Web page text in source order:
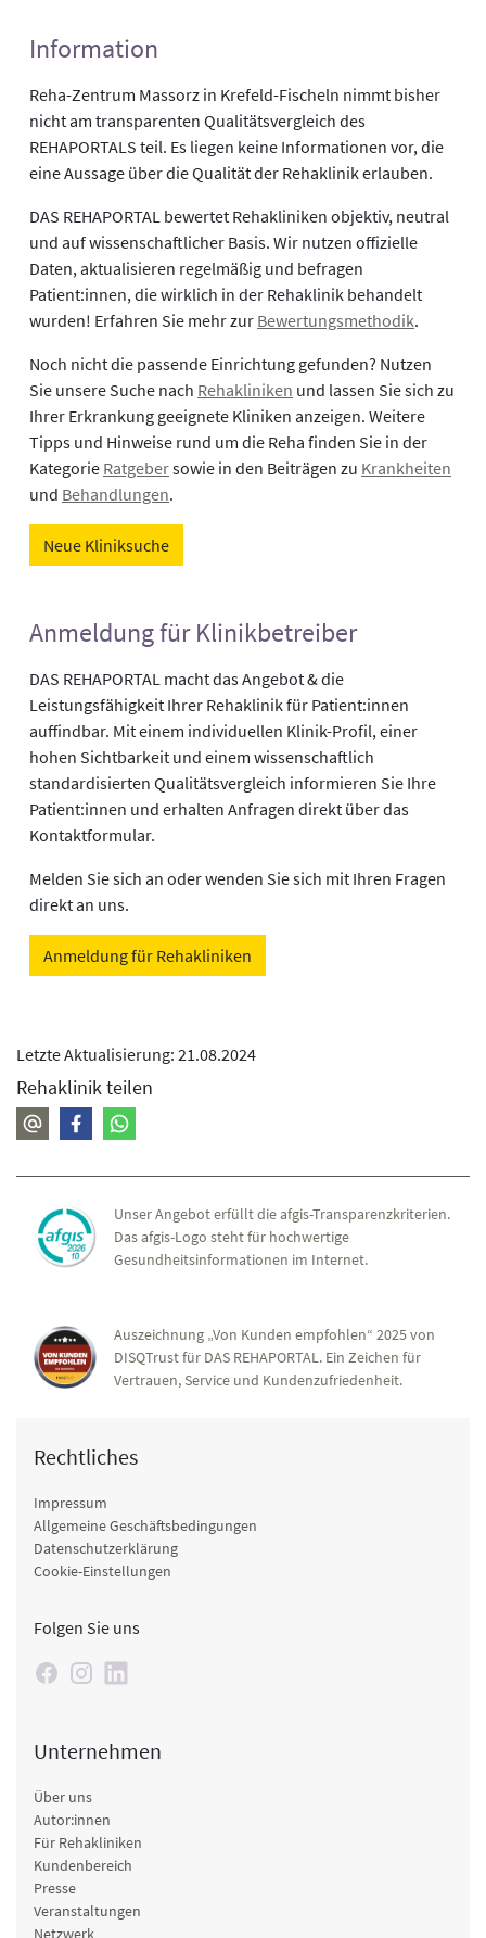
Information
Reha-Zentrum Massorz in Krefeld-Fischeln nimmt bisher
nicht am transparenten Qualitätsvergleich des
REHAPORTALS teil. Es liegen keine Informationen vor, die
eine Aussage über die Qualität der Rehaklinik erlauben.
DAS REHAPORTAL bewertet Rehakliniken objektiv, neutral
und auf wissenschaftlicher Basis. Wir nutzen offizielle
Daten, aktualisieren regelmäßig und befragen
Patient:innen, die wirklich in der Rehaklinik behandelt
wurden! Erfahren Sie mehr zur Bewertungsmethodik.
Noch nicht die passende Einrichtung gefunden? Nutzen
Sie unsere Suche nach Rehakliniken und lassen Sie sich zu
Ihrer Erkrankung geeignete Kliniken anzeigen. Weitere
Tipps und Hinweise rund um die Reha finden Sie in der
Kategorie Ratgebersowie in den Beiträgen zu Krankheiten
und Behandlungen.
Neue Kliniksuche
Anmeldung für Klinikbetreiber
DAS REHAPORTAL macht das Angebot & die
Leistungsfähigkeit Ihrer Rehaklinik für Patient:innen
auffindbar. Mit einem individuellen Klinik-Profil, einer
hohen Sichtbarkeit und einem wissenschaftlich
standardisierten Qualitätsvergleich informieren Sie Ihre
Patient:innen und erhalten Anfragen direkt über das
Kontaktformular.
Melden Sie sich an oder wenden Sie sich mit Ihren Fragen
direkt an uns.
Anmeldung für Rehakliniken
Letzte Aktualisierung: 21.08.2024
Rehaklinik teilen
Unser Angebot erfüllt die afgis-Transparenzkriterien.
Das afgis-Logo steht für hochwertige
Gesundheitsinformationen im Internet.
Auszeichnung „Von Kunden empfohlen“ 2025 von
DISQTrust für DAS REHAPORTAL. Ein Zeichen für
Vertrauen, Service und Kundenzufriedenheit.
Rechtliches
Impressum
Allgemeine Geschäftsbedingungen
Datenschutzerklärung
Cookie-Einstellungen
Folgen Sie uns
Unternehmen
Über uns
Autor:innen
Für Rehakliniken
Kundenbereich
Presse
Veranstaltungen
Netzwerk